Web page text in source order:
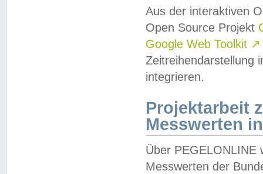
Aus der interaktiven
Open Source Projekt
Google Web Toolkit ↗
Zeitreihendarstellung
integrieren.
Projektarbeit
Messwerten
Über PEGELONLINE
Messwerten der